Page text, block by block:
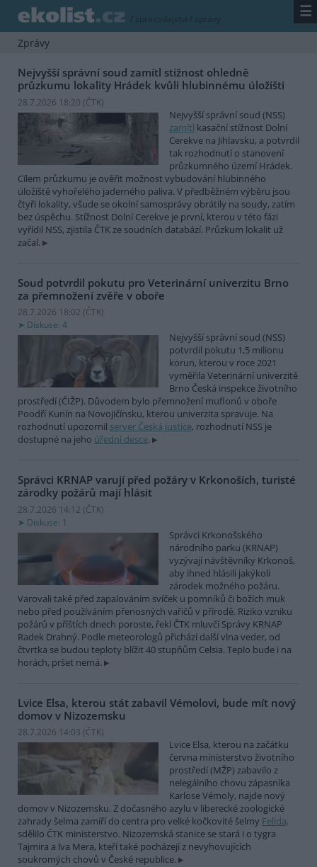
/ zpravodajství / zprávy ☰
Zprávy
Nejvyšší správní soud zamítl stížnost ohledně
průzkumu lokality Hrádek kvůli hlubinnému úložišti
28.7.2026 18:20 (ČTK)
Nejvyšší správní soud (NSS)
zamítl kasační stížnost Dolní
Cerekve na Jihlavsku, a potvrdil
tak rozhodnutí o stanovení
průzkumného území Hrádek.
Cílem průzkumu je ověřit možnost vybudování hlubinného
úložiště vyhořelého jaderného paliva. V předběžném výběru jsou
čtyři lokality, všude se okolní samosprávy obrátily na soudy, zatím
bez úspěchu. Stížnost Dolní Cerekve je první, kterou v této fázi
vyřídil NSS, zjistila ČTK ze soudních databází. Průzkum lokalit už
začal.
Soud potvrdil pokutu pro Veterinární univerzitu Brno
za přemnožení zvěře v oboře
28.7.2026 18:02 (ČTK)
Diskuse: 4
Nejvyšší správní soud (NSS)
potvrdil pokutu 1,5 milionu
korun, kterou v roce 2021
vyměřila Veterinární univerzitě
Brno Česká inspekce životního
prostředí (ČIŽP). Důvodem bylo přemnožení muflonů v oboře
Poodří Kunín na Novojičínsku, kterou univerzita spravuje. Na
rozhodnutí upozornil server Česká justice, rozhodnutí NSS je
dostupné na jeho úřední desce.
Správci KRNAP varují před požáry v Krkonoších, turisté
zárodky požárů mají hlásit
28.7.2026 14:12 (ČTK)
Diskuse: 1
Správci Krkonošského
národního parku (KRNAP)
vyzývají návštěvníky Krkonoš,
aby ihned hlásili jakýkoli
zárodek možného požáru.
Varovali také před zapalováním svíček u pomníků či božích muk
nebo před používáním přenosných vařičů v přírodě. Riziko vzniku
požárů v příštích dnech poroste, řekl ČTK mluvčí Správy KRNAP
Radek Drahný. Podle meteorologů přichází další vlna veder, od
čtvrtka se budou teploty blížit 40 stupňům Celsia. Teplo bude i na
horách, pršet nemá.
Lvice Elsa, kterou stát zabavil Vémolovi, bude mít nový
domov v Nizozemsku
28.7.2026 14:03 (ČTK)
Lvice Elsa, kterou na začátku
června ministerstvo životního
prostředí (MŽP) zabavilo z
nelegálního chovu zápasníka
Karlose Vémoly, najde nový
domov v Nizozemsku. Z dočasného azylu v liberecké zoologické
zahrady šelma zamíří do centra pro velké kočkovité šelmy Felida,
sdělilo ČTK ministerstvo. Nizozemská stanice se stará i o tygra
Tajmira a lva Mera, kteří také pocházejí z nevyhovujících
soukromých chovů v České republice.